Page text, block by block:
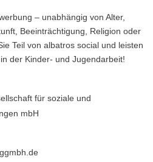
– unabhängig von Alter,
Beeinträchtigung, Religion oder
Teil von albatros social und leisten
der Kinder- und Jugendarbeit!
für soziale und
mbH